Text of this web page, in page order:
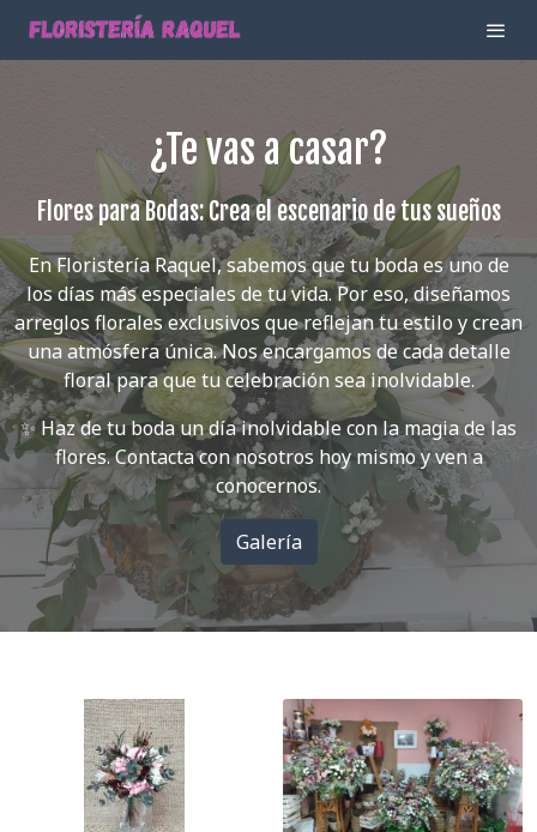
¿Te vas a casar?
Flores para Bodas: Crea el escenario de tus sueños
En Floristería Raquel, sabemos que tu boda es uno de
los días más especiales de tu vida. Por eso, diseñamos
arreglos florales exclusivos que reflejan tu estilo y crean
una atmósfera única. Nos encargamos de cada detalle
floral para que tu celebración sea inolvidable.
✨ Haz de tu boda un día inolvidable con la magia de las
flores. Contacta con nosotros hoy mismo y ven a
conocernos.
Galería